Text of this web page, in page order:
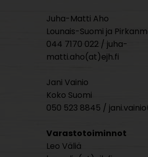
Juha-Matti Aho
Lounais-Suomi ja
044 7170 022 / juha-
matti.aho(at)ejh.fi
Jani Vainio
Koko Suomi
050 523 8845 /
Varastotoiminnot
Leo Väliä